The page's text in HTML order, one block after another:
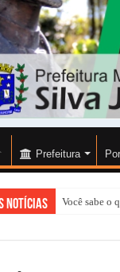
Prefeitura
Notícias Você sabe o